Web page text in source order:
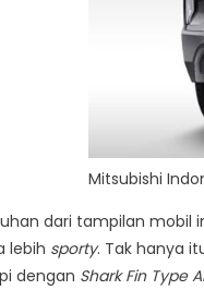
Mitsubishi
dari tampilan mobil
lebih sporty. Tak hanya
dengan Shark Fin Type